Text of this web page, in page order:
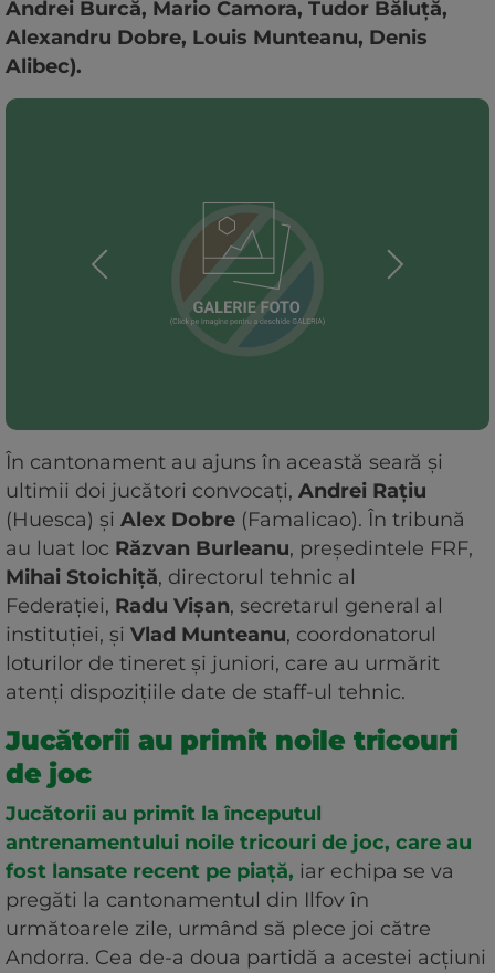
Andrei Burcă, Mario Camora, Tudor Băluță,
Alexandru Dobre, Louis Munteanu, Denis
Alibec).
În cantonament au ajuns în această seară și
ultimii doi jucători convocați, Andrei Rațiu
(Huesca) și Alex Dobre (Famalicao). În tribună
au luat loc Răzvan Burleanu, președintele FRF,
Mihai Stoichiță, directorul tehnic al
Federației, Radu Vișan, secretarul general al
instituției, și Vlad Munteanu, coordonatorul
loturilor de tineret și juniori, care au urmărit
atenți dispozițiile date de staff-ul tehnic.
Jucătorii au primit noile tricouri
de joc
Jucătorii au primit la începutul
antrenamentului noile tricouri de joc, care au
fost lansate recent pe piață, iar echipa se va
pregăti la cantonamentul din Ilfov în
următoarele zile, urmând să plece joi către
Andorra. Cea de-a doua partidă a acestei acțiuni